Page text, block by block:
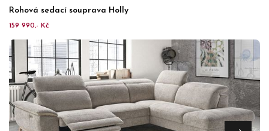
Rohová sedací souprava Holly
159 990,- Kč